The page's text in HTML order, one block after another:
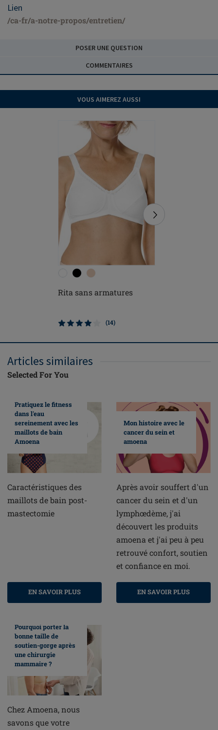
Lien
/ca-fr/a-notre-propos/entretien/
POSER UNE QUESTION
COMMENTAIRES
VOUS AIMEREZ AUSSI
Rita sans armatures
(14)
Articles similaires
Selected For You
Pratiquez le fitness
dans l'eau
sereinement avec les
maillots de bain
Amoena
Caractéristiques des
maillots de bain post-
mastectomie
EN SAVOIR PLUS
Mon histoire avec le
cancer du sein et
amoena
Après avoir souffert d'un
cancer du sein et d'un
lymphœdème, j'ai
découvert les produits
amoena et j'ai peu à peu
retrouvé confort, soutien
et confiance en moi.
EN SAVOIR PLUS
Pourquoi porter la
bonne taille de
soutien-gorge après
une chirurgie
mammaire ?
Chez Amoena, nous
savons que votre